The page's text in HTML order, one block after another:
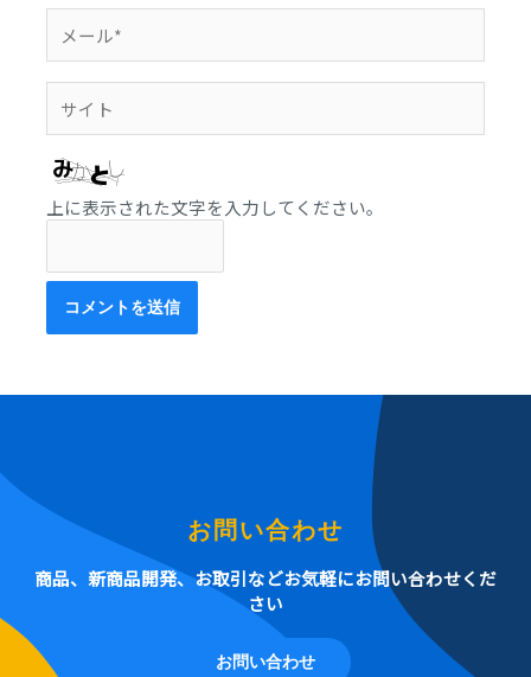
上に表示された文字を入力してください。
お問い合わせ
商品、新商品開発、お取引などお気軽にお問い合わせくだ
さい
お問い合わせ